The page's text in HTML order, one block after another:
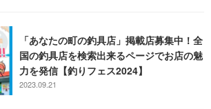
「あなたの町の釣具店」掲載店募集中！全
国の釣具店を検索出来るページでお店の魅
力を発信【釣りフェス2024】
2023.09.21